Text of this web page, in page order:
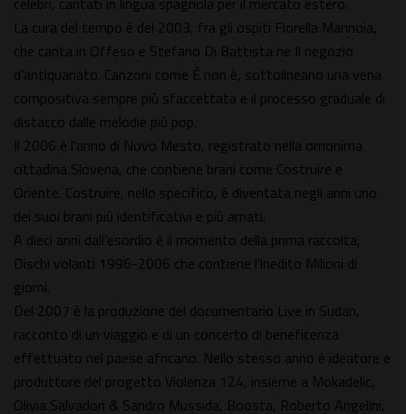
La cura del tempo è del 2003, fra gli ospiti Fiorella Mannoia,
che canta in Offeso e Stefano Di Battista ne Il negozio
d’antiquariato. Canzoni come È non è, sottolineano una vena
compositiva sempre più sfaccettata e il processo graduale di
distacco dalle melodie più pop.
Il 2006 è l’anno di Novo Mesto, registrato nella omonima
cittadina Slovena, che contiene brani come Costruire e
Oriente. Costruire, nello specifico, è diventata negli anni uno
dei suoi brani più identificativi e più amati.
A dieci anni dall’esordio è il momento della prima raccolta,
Dischi volanti 1996-2006 che contiene l’inedito Milioni di
giorni.
Del 2007 è la produzione del documentario Live in Sudan,
racconto di un viaggio e di un concerto di beneficenza
effettuato nel paese africano. Nello stesso anno è ideatore e
produttore del progetto Violenza 124, insieme a Mokadelic,
Olivia Salvadori & Sandro Mussida, Boosta, Roberto Angelini,